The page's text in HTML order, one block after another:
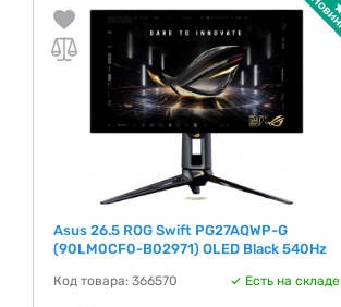
Asus 26.5 ROG Swift PG27AQWP-G
(90LM0CF0-B02971) OLED Black 540Hz
Код товара: 366570 Есть на складе